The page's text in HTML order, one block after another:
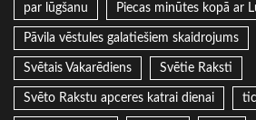
par lūgšanu Piecas minūtes kopā ar
Pāvila vēstules galatiešiem skaidrojums
Svētais Vakarēdiens Svētie Raksti
Svēto Rakstu apceres katrai dienai